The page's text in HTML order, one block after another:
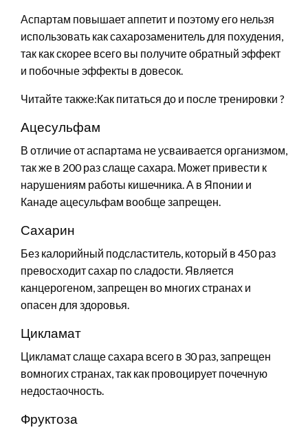
Аспартам повышает аппетит и поэтому его нельзя
использовать как сахарозаменитель для похудения,
так как скорее всего вы получите обратный эффект
и побочные эффекты в довесок.
Читайте также:Как питаться до и после тренировки ?
Ацесульфам
В отличие от аспартама не усваивается организмом,
так же в 200 раз слаще сахара. Может привести к
нарушениям работы кишечника. А в Японии и
Канаде ацесульфам вообще запрещен.
Сахарин
Без калорийный подсластитель, который в 450 раз
превосходит сахар по сладости. Является
канцерогеном, запрещен во многих странах и
опасен для здоровья.
Цикламат
Цикламат слаще сахара всего в 30 раз, запрещен
вомногих странах, так как провоцирует почечную
недостаочность.
Фруктоза